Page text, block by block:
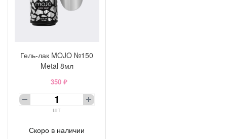
Гель-лак MOJO №150
Metal 8мл
350 ₽
шт
Скоро в наличии